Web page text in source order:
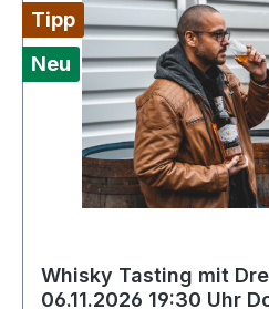
Tipp
Neu
Whisky Tasting mit
06.11.2026 19:30 Uhr